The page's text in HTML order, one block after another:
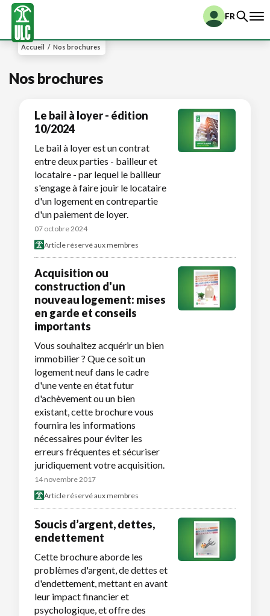
FR
Accueil / Nos brochures
Nos brochures
Le bail à loyer - édition
10/2024
Le bail à loyer est un contrat
entre deux parties - bailleur et
locataire - par lequel le bailleur
s'engage à faire jouir le locataire
d'un logement en contrepartie
d'un paiement de loyer.
07 octobre 2024
Article réservé aux membres
Acquisition ou
construction d'un
nouveau logement: mises
en garde et conseils
importants
Vous souhaitez acquérir un bien
immobilier ? Que ce soit un
logement neuf dans le cadre
d'une vente en état futur
d'achèvement ou un bien
existant, cette brochure vous
fournira les informations
nécessaires pour éviter les
erreurs fréquentes et sécuriser
juridiquement votre acquisition.
14 novembre 2017
Article réservé aux membres
Soucis d’argent, dettes,
endettement
Cette brochure aborde les
problèmes d'argent, de dettes et
d'endettement, mettant en avant
leur impact financier et
psychologique, et offre des